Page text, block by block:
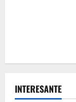
INTERESANTE